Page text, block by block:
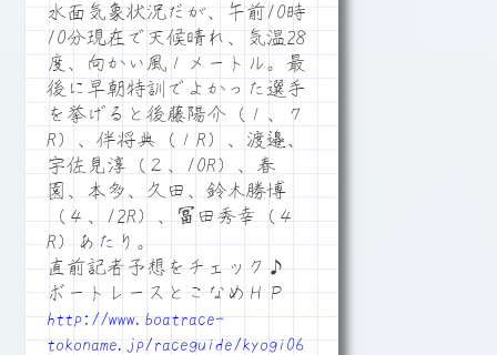
水面気象状況だが、午前10時
10分現在で天候晴れ、気温28
度、向かい風１メートル。最
後に早朝特訓でよかった選手
を挙げると後藤陽介（１、７
R）、伴将典（１R）、渡邉、
宇佐見淳（２、10R）、春
園、本多、久田、鈴木勝博
（４、12R）、冨田秀幸（４
R）あたり。
直前記者予想をチェック♪
ボートレースとこなめＨＰ
http://www.boatrace-
tokoname.jp/raceguide/kyogi06